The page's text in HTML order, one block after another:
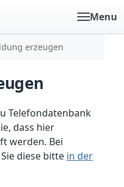
Menu
erzeugen
Telefondatenbank
dass hier
werden. Bei
diese bitte in der